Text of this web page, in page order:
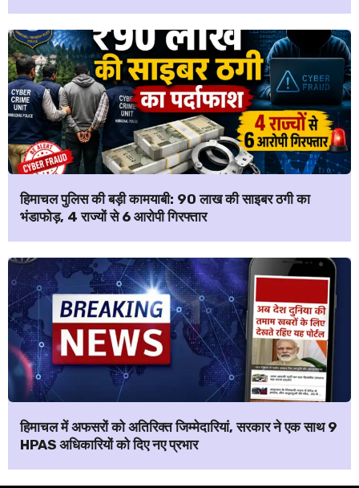
हिमाचल पुलिस की बड़ी कामयाबी: ₹90 लाख की साइबर ठगी का
भंडाफोड़, 4 राज्यों से 6 आरोपी गिरफ्तार
हिमाचल में अफसरों को अतिरिक्त जिम्मेदारियां, सरकार ने एक साथ 9
HPAS अधिकारियों को दिए नए प्रभार